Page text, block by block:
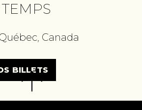
Canada
BILLETS